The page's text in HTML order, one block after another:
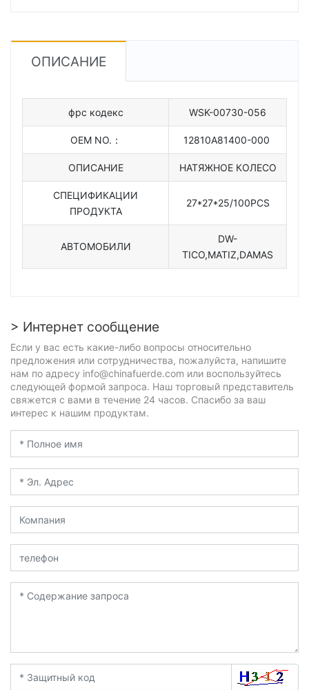
ОПИСАНИЕ
фрс кодекс WSK-00730-056
OEM NO.： 12810A81400-000
ОПИСАНИЕ НАТЯЖНОЕ КОЛЕСО
СПЕЦИФИКАЦИИ
ПРОДУКТА
27*27*25/100PCS
АВТОМОБИЛИ
DW-
TICO,MATIZ,DAMAS
> Интернет сообщение
Если у вас есть какие-либо вопросы относительно
предложения или сотрудничества, пожалуйста, напишите
нам по адресу info@chinafuerde.com или воспользуйтесь
следующей формой запроса. Наш торговый представитель
свяжется с вами в течение 24 часов. Спасибо за ваш
интерес к нашим продуктам.